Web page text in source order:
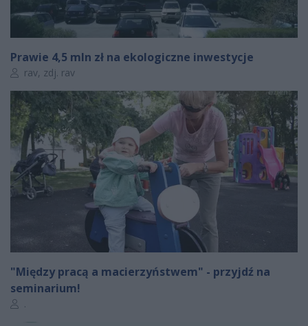
Prawie 4,5 mln zł na ekologiczne inwestycje
Autor artykułu:
rav, zdj. rav
"Między pracą a macierzyństwem" - przyjdź na
seminarium!
Autor artykułu:
.